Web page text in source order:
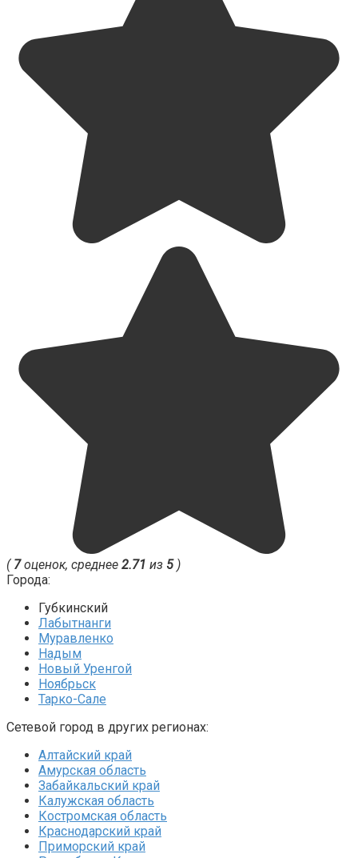
( 7оценок, среднее 2.71 из 5)
Города:
Губкинский
Лабытнанги
Муравленко
Надым
Новый Уренгой
Ноябрьск
Тарко-Сале
Сетевой город в других регионах:
Алтайский край
Амурская область
Забайкальский край
Калужская область
Костромская область
Краснодарский край
Приморский край